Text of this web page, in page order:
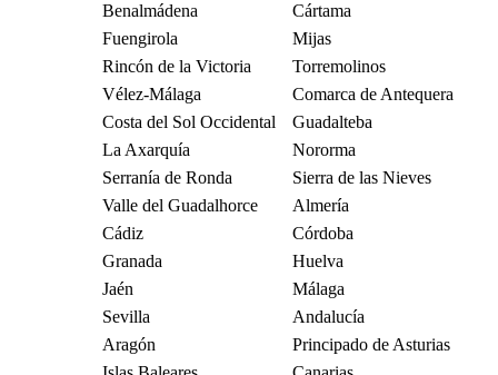
Benalmádena
Cártama
Fuengirola
Mijas
Rincón de la Victoria
Torremolinos
Vélez-Málaga
Comarca de Antequera
Costa del Sol Occidental
Guadalteba
La Axarquía
Nororma
Serranía de Ronda
Sierra de las Nieves
Valle del Guadalhorce
Almería
Cádiz
Córdoba
Granada
Huelva
Jaén
Málaga
Sevilla
Andalucía
Aragón
Principado de Asturias